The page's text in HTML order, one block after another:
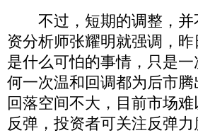
不过，短期的调整，并
资分析师张耀明就强调，
是什么可怕的事情，只是
何一次温和回调都为后市
回落空间不大，目前市场
反弹，投资者可关注反弹